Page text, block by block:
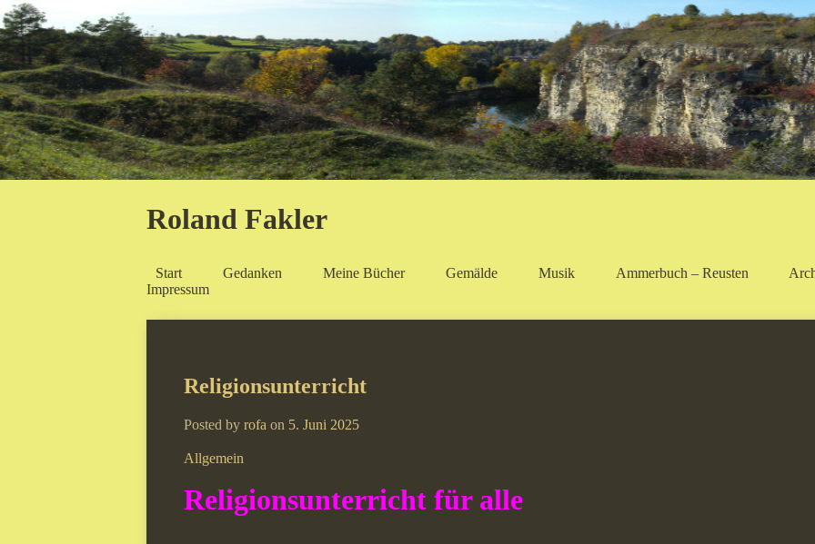
Roland Fakler
Start Gedanken Meine Bücher Gemälde Musik Ammerbuch – Reusten
Impressum
Religionsunterricht
Posted by rofa on 5. Juni 2025
Allgemein
Religionsunterricht für alle